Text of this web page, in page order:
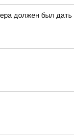
должен был